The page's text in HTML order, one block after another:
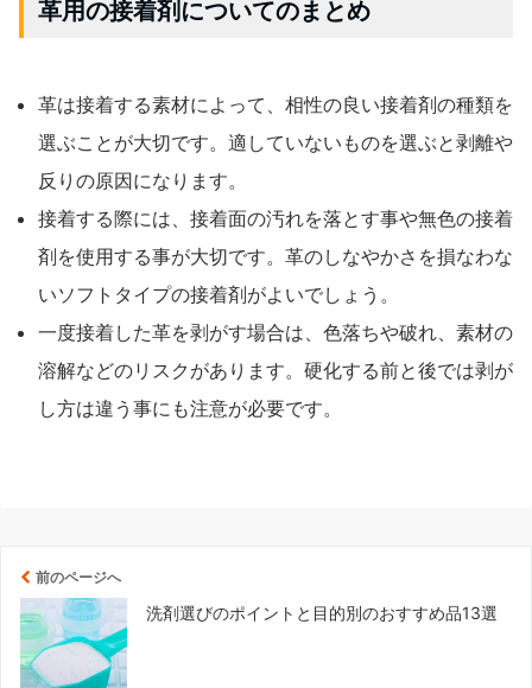
革用の接着剤についてのまとめ
革は接着する素材によって、相性の良い接着剤の種類を
選ぶことが大切です。適していないものを選ぶと剥離や
反りの原因になります。
接着する際には、接着面の汚れを落とす事や無色の接着
剤を使用する事が大切です。革のしなやかさを損なわな
いソフトタイプの接着剤がよいでしょう。
一度接着した革を剥がす場合は、色落ちや破れ、素材の
溶解などのリスクがあります。硬化する前と後では剥が
し方は違う事にも注意が必要です。
前のページへ
洗剤選びのポイントと目的別のおすすめ品13選